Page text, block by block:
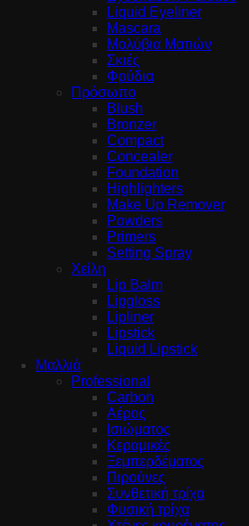
Liquid Eyeliner
Mascara
Μολύβια Ματιών
Σκιές
Φρύδια
Πρόσωπο
Blush
Bronzer
Compact
Concealer
Foundation
Highlighters
Make Up Remover
Powders
Primers
Setting Spray
Χείλη
Lip Balm
Lipgloss
Lipliner
Lipstick
Liquid Lipstick
Μαλλιά
Professional
Carbon
Αέρος
Ισιώματος
Κεραμικές
Ξεμπερδέματος
Πιρούνες
Συνθετική τρίχα
Φυσική τρίχα